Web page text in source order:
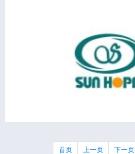
首页 上一页 下一页